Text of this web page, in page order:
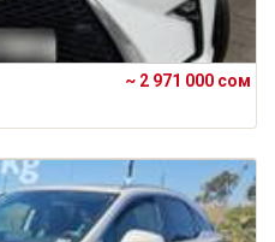
~ 2 971 000 сом